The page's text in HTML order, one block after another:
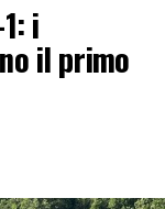
i
il primo